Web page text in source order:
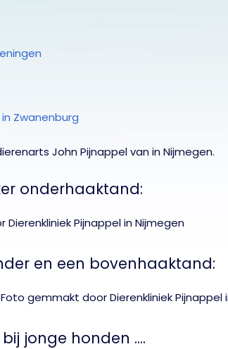
John Pijnappel van in Nijmegen.
onderhaaktand:
en een bovenhaaktand:
jonge honden ….